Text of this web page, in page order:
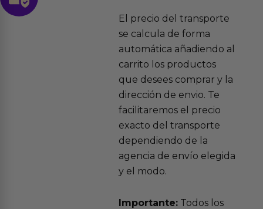
El precio del transporte
se calcula de forma
automática añadiendo al
carrito los productos
que desees comprar y la
dirección de envio. Te
facilitaremos el precio
exacto del transporte
dependiendo de la
agencia de envío elegida
y el modo.
Importante:Todos los